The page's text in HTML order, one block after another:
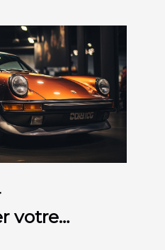
votre
sublimer son